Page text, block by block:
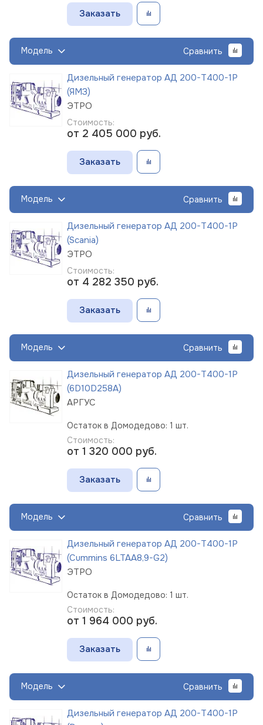
Заказать
Модель Сравнить
Дизельный генератор АД 200-Т400-1Р
(ЯМЗ)
ЭТРО
Стоимость:
от 2 405 000 руб.
Заказать
Модель Сравнить
Дизельный генератор АД 200-Т400-1Р
(Scania)
ЭТРО
Стоимость:
от 4 282 350 руб.
Заказать
Модель Сравнить
Дизельный генератор АД 200-Т400-1Р
(6D10D258A)
АРГУС
Остаток в Домодедово: 1 шт.
Стоимость:
от 1 320 000 руб.
Заказать
Модель Сравнить
Дизельный генератор АД 200-Т400-1Р
(Cummins 6LTAA8,9-G2)
ЭТРО
Остаток в Домодедово: 1 шт.
Стоимость:
от 1 964 000 руб.
Заказать
Модель Сравнить
Дизельный генератор АД 200-Т400-1Р